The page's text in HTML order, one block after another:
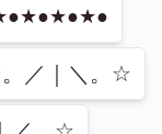
／｜＼。☆